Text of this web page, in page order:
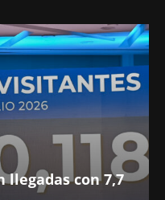
llegadas con 7,7